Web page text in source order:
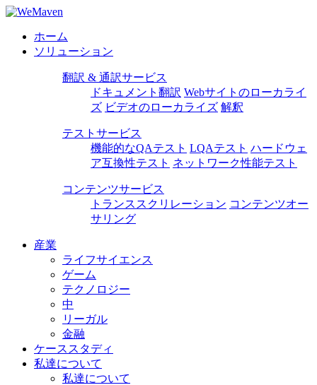
ホーム
ソリューション
翻訳 & 通訳サービス
ドキュメント翻訳 Webサイトのローカライ
ズ ビデオのローカライズ 解釈
テストサービス
機能的なQAテスト LQAテスト ハードウェ
ア互換性テスト ネットワーク性能テスト
コンテンツサービス
トランススクリレーション コンテンツオー
サリング
産業
ライフサイエンス
ゲーム
テクノロジー
中
リーガル
金融
ケーススタディ
私達について
私達について